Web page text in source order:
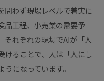
問わず現場レベルで着実に
品工程、小売業の需要予
それぞれの現場でAIが「人
けることで、人は「人にし
になっています。